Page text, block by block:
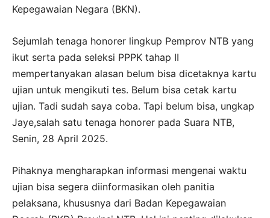
Kepegawaian Negara (BKN).
Sejumlah tenaga honorer lingkup Pemprov NTB yang
ikut serta pada seleksi PPPK tahap II
mempertanyakan alasan belum bisa dicetaknya kartu
ujian untuk mengikuti tes. Belum bisa cetak kartu
ujian. Tadi sudah saya coba. Tapi belum bisa, ungkap
Jaye,salah satu tenaga honorer pada Suara NTB,
Senin, 28 April 2025.
Pihaknya mengharapkan informasi mengenai waktu
ujian bisa segera diinformasikan oleh panitia
pelaksana, khususnya dari Badan Kepegawaian